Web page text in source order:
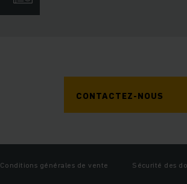
CONTACTEZ-NOUS
Conditions générales de vente Sécurité des